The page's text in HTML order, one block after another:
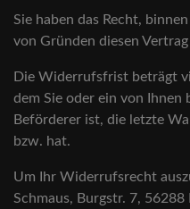
Sie haben das Recht,
von Gründen diesen
Die Widerrufsfrist beträgt
dem Sie oder ein von
Beförderer ist, die letzte
bzw. hat.
Um Ihr Widerrufsrecht
Schmaus, Burgstr. 7,